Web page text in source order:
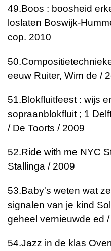
49.Boos : boosheid
loslaten Boswijk-
cop. 2010
50.
eeuw Ruiter, Wim de /
51.Blokfluitfeest : wijs
sopraanblokfluit ; 1
/ De Toorts / 2009
52.Ride with me NYC
Stallinga / 2009
53.Baby's weten wat
signalen van je kind
geheel vernieuwde ed
54.Jazz in de klas